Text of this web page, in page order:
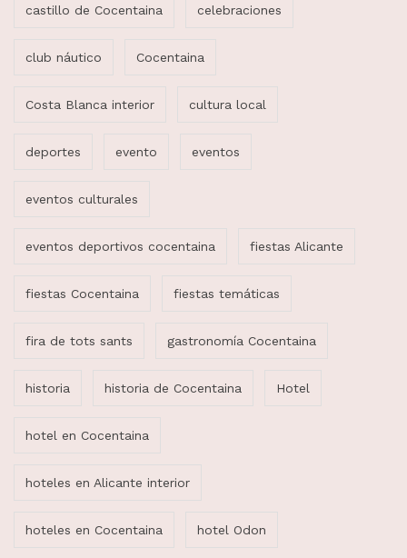
castillo de Cocentaina celebraciones
club náutico Cocentaina
Costa Blanca interior cultura local
deportes evento eventos
eventos culturales
eventos deportivos cocentaina fiestas Alicante
fiestas Cocentaina fiestas temáticas
fira de tots sants gastronomía Cocentaina
historia historia de Cocentaina Hotel
hotel en Cocentaina
hoteles en Alicante interior
hoteles en Cocentaina hotel Odon